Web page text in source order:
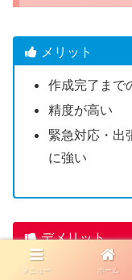
メリット
作成完了まで
精度が高い
緊急対応・出
に強い
デメリット
一部のディン
メニュー ホーム